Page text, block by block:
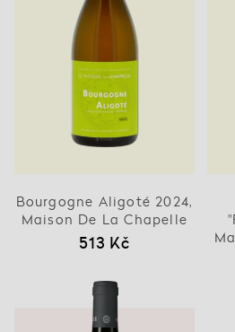
Bourgogne Aligoté 2024,
Maison De La Chapelle
513 Kč